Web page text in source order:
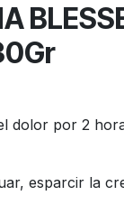
dolor por 2
esparcir la